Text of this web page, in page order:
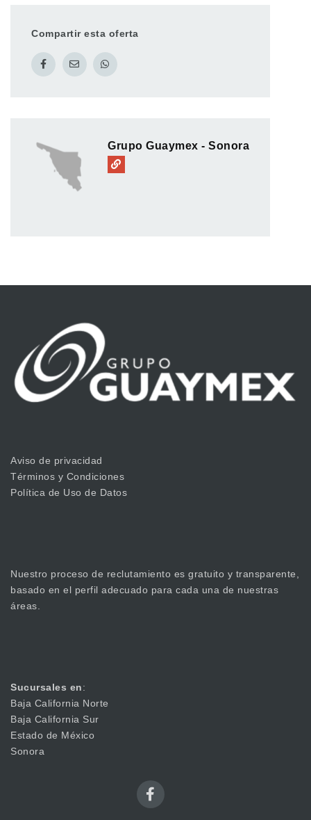
Compartir esta oferta
Grupo Guaymex - Sonora
Aviso de privacidad
Términos y Condiciones
Política de Uso de Datos
Nuestro proceso de reclutamiento es gratuito y transparente,
basado en el perfil adecuado para cada una de nuestras
áreas.
Sucursales en:
Baja California Norte
Baja California Sur
Estado de México
Sonora